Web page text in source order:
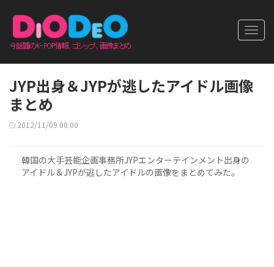
JYP出身＆JYPが逃したアイドル画像
まとめ
2012/11/09 00:00
韓国の大手芸能企画事務所JYPエンターテインメント出身の
アイドル＆JYPが逃したアイドルの画像をまとめてみた。